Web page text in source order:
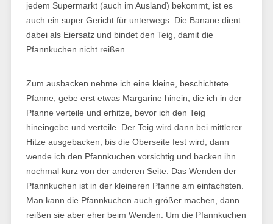
jedem Supermarkt (auch im Ausland) bekommt, ist es
auch ein super Gericht für unterwegs. Die Banane dient
dabei als Eiersatz und bindet den Teig, damit die
Pfannkuchen nicht reißen.
Zum ausbacken nehme ich eine kleine, beschichtete
Pfanne, gebe erst etwas Margarine hinein, die ich in der
Pfanne verteile und erhitze, bevor ich den Teig
hineingebe und verteile. Der Teig wird dann bei mittlerer
Hitze ausgebacken, bis die Oberseite fest wird, dann
wende ich den Pfannkuchen vorsichtig und backen ihn
nochmal kurz von der anderen Seite. Das Wenden der
Pfannkuchen ist in der kleineren Pfanne am einfachsten.
Man kann die Pfannkuchen auch größer machen, dann
reißen sie aber eher beim Wenden. Um die Pfannkuchen